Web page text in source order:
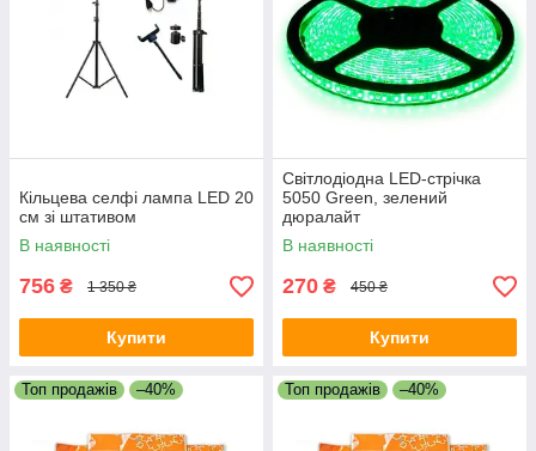
Кільцева селфі лампа LED 20
см зі штативом
В наявності
756 ₴ 1 350 ₴
Купити
Світлодіодна LED-стрічка
5050 Green, зелений
дюралайт
В наявності
270 ₴ 450 ₴
Купити
Топ продажів –40% Топ продажів –40%